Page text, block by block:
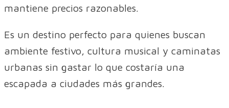
mantiene precios razonables.
Es un destino perfecto para quienes buscan
ambiente festivo, cultura musical y caminatas
urbanas sin gastar lo que costaría una
escapada a ciudades más grandes.